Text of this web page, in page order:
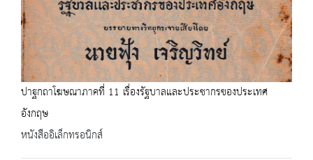
ปาฐกถาโฆษณาภาคที่ 11 เรื่องรัฐบาลและประชากรของประเทศ
อังกฤษ
หนังสืออิเล็กทรอนิกส์